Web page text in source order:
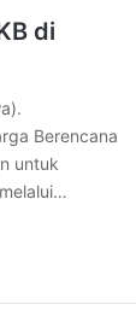
di
Berencana
untuk